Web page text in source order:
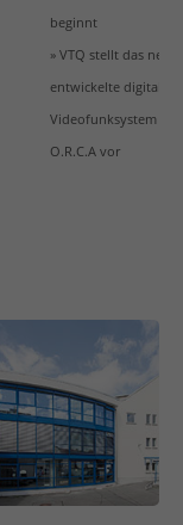
beginnt
» VTQ stellt das neu
entwickelte digitale
Videofunksystem
O.R.C.A vor